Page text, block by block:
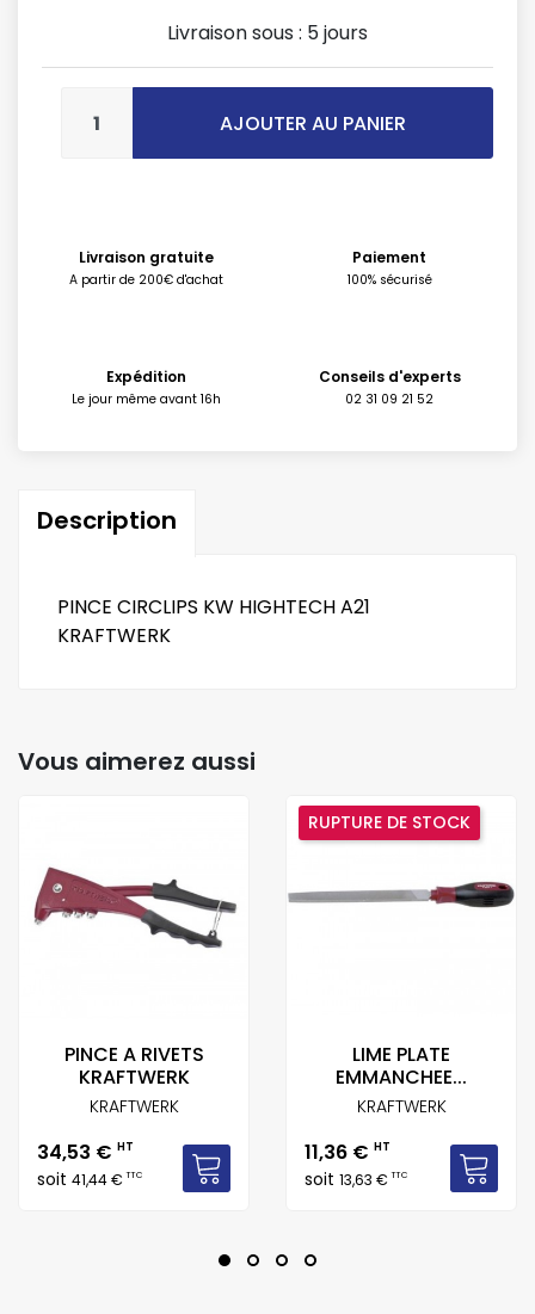
Livraison sous : 5 jours
AJOUTER AU PANIER
Livraison gratuite
A partir de 200€ d'achat
Paiement
100% sécurisé
Expédition
Le jour même avant 16h
Conseils d'experts
02 31 09 21 52
Description
PINCE CIRCLIPS KW HIGHTECH A21
KRAFTWERK
Vous aimerez aussi
PINCE A RIVETS
KRAFTWERK
KRAFTWERK
Prix
34,53 € HT
soit 41,44 €TTC
LIME PLATE
EMMANCHEE...
KRAFTWERK
Prix
11,36 € HT
soit 13,63 €TTC
RUPTURE DE STOCK